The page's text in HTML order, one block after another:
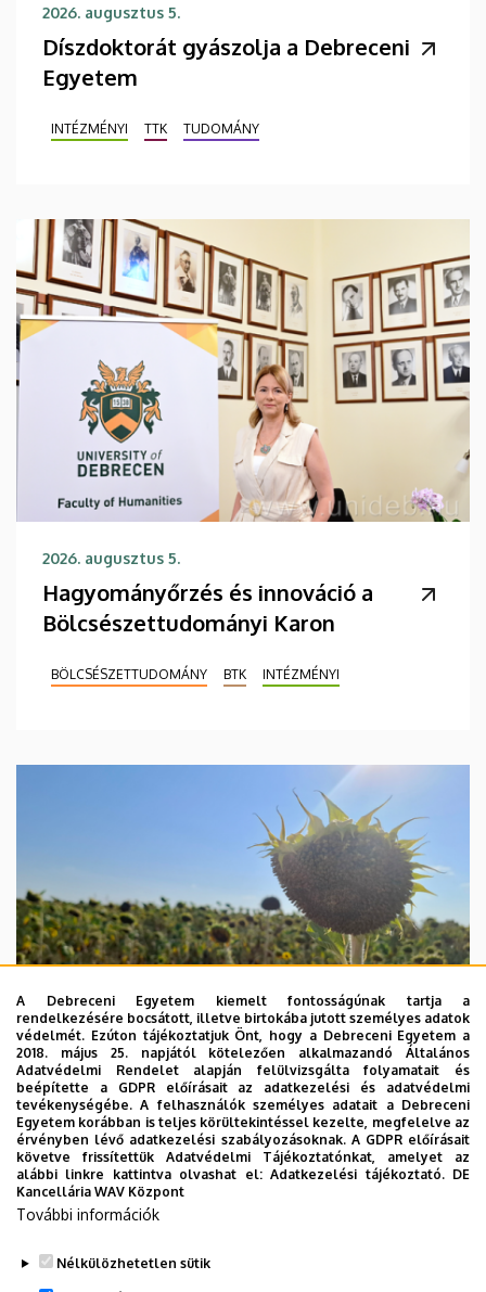
2026. augusztus 5.
Díszdoktorát gyászolja a Debreceni
Egyetem
INTÉZMÉNYI TTK TUDOMÁNY
2026. augusztus 5.
Hagyományőrzés és innováció a
Bölcsészettudományi Karon
BÖLCSÉSZETTUDOMÁNY BTK INTÉZMÉNYI
2026. augusztus 4.
A hőség árnyékában az agrárium
AGRÁRTUDOMÁNY
A Debreceni Egyetem kiemelt fontosságúnak tartja a
rendelkezésére bocsátott, illetve birtokába jutott személyes adatok
védelmét. Ezúton tájékoztatjuk Önt, hogy a Debreceni Egyetem a
2018. május 25. napjától kötelezően alkalmazandó Általános
Adatvédelmi Rendelet alapján felülvizsgálta folyamatait és
beépítette a GDPR előírásait az adatkezelési és adatvédelmi
tevékenységébe. A felhasználók személyes adatait a Debreceni
Egyetem korábban is teljes körültekintéssel kezelte, megfelelve az
érvényben lévő adatkezelési szabályozásoknak. A GDPR előírásait
követve frissítettük Adatvédelmi Tájékoztatónkat, amelyet az
alábbi linkre kattintva olvashat el:Adatkezelési tájékoztató. DE
Kancellária WAV Központ
További információk
Nélkülözhetetlen sütik